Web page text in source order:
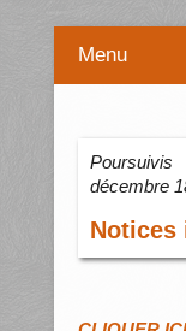
Menu
décembre
Notices